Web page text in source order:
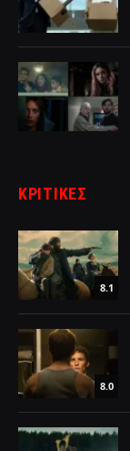
ΚΡΙΤΙΚΈΣ
8.1
8.0